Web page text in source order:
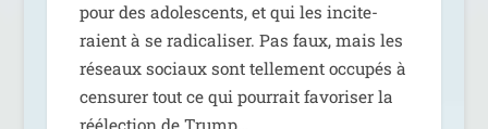
pour des ado­les­cents, et qui les inci­te­
raient à se radi­ca­li­ser. Pas faux, mais les
réseaux sociaux sont tel­le­ment occu­pés à
cen­su­rer tout ce qui pour­rait favo­ri­ser la